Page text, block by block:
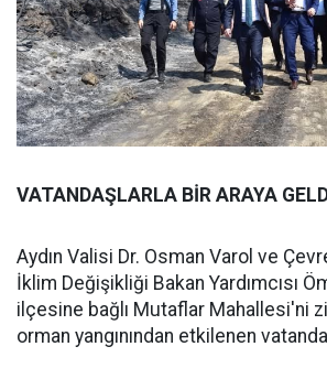
VATANDAŞLARLA BİR ARAYA
Aydın Valisi Dr. Osman Varol ve
İklim Değişikliği Bakan Yardımcısı
ilçesine bağlı Mutaflar Mahallesi'ni
orman yangınından etkilenen